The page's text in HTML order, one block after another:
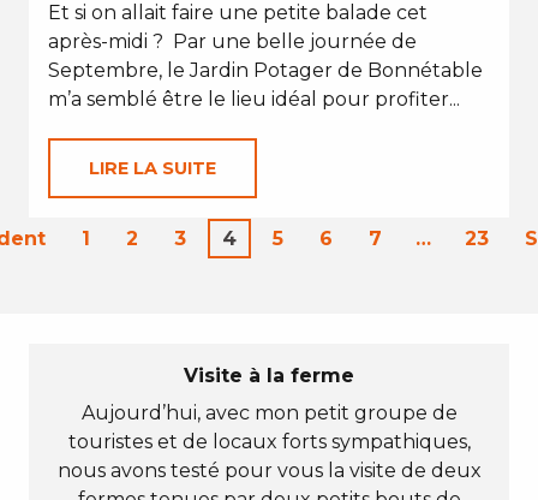
Et si on allait faire une petite balade cet
après-midi ? Par une belle journée de
Septembre, le Jardin Potager de Bonnétable
m’a semblé être le lieu idéal pour profiter...
LIRE LA SUITE
1 2 3 4 5 6 7 … 23
Visite à la ferme
Aujourd’hui, avec mon petit groupe de
touristes et de locaux forts sympathiques,
nous avons testé pour vous la visite de deux